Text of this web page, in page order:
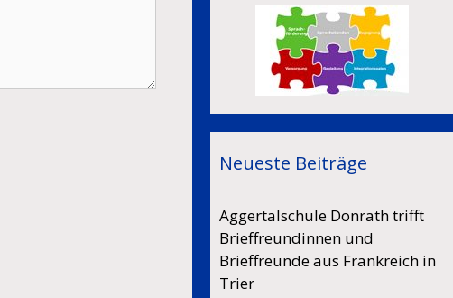
Neueste Beiträge
Aggertalschule Donrath trifft
Brieffreundinnen und
Brieffreunde aus Frankreich in
Trier